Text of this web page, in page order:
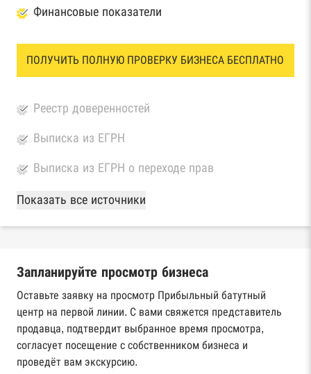
Финансовые показатели
ПОЛУЧИТЬ ПОЛНУЮ ПРОВЕРКУ БИЗНЕСА БЕСПЛАТНО
Реестр доверенностей
Выписка из ЕГРН
Выписка из ЕГРН о переходе прав
База Росстата
Реестры ЕГРЮЛ и ЕГРИП Федеральной
Реестр государственных контрактов
Федерального казначейства
Картотека арбитражных дел Высшего
арбитражного суда
Показать все источники
Запланируйте просмотр бизнеса
Оставьте заявку на просмотр Прибыльный батутный
центр на первой линии. С вами свяжется представитель
продавца, подтвердит выбранное время просмотра,
согласует посещение с собственником бизнеса и
проведёт вам экскурсию.